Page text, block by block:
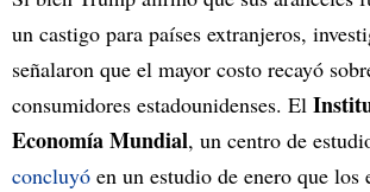
un castigo para países extranjeros,
señalaron que el mayor costo recayó
consumidores estadounidenses. El
Economía Mundial, un centro de
concluyó en un estudio de enero que los